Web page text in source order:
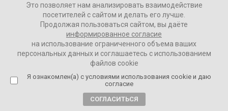
Комментировать
За ночь Россию атаковали 44
Это позволяет нам анализировать взаимодействие
посетителей с сайтом и делать его лучше.
Продолжая пользоваться сайтом, вы даёте
информированное согласие
на использование ограниченного объема ваших
персональных данных и соглашаетесь с использованием
файлов cookie
Я ознакомлен(а) с условиями использования cookie и даю
согласие
СОГЛАСИТЬСЯ